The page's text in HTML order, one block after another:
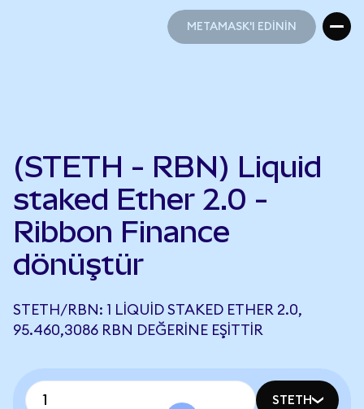
METAMASK'I EDİNİN
(STETH - RBN) Liquid
staked Ether 2.0 -
Ribbon Finance
dönüştür
STETH/RBN: 1 LIQUID STAKED ETHER 2.0,
95.460,3086 RBN DEĞERINE EŞITTIR
STETH